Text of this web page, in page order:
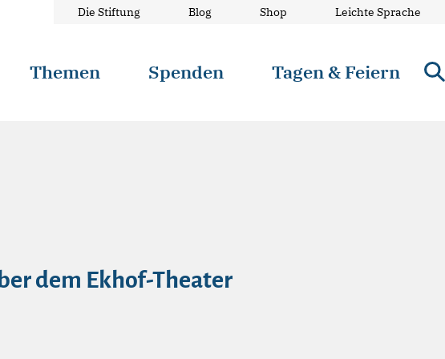
Die Stiftung Blog Shop Leichte Sprache
Themen Spenden Tagen & Feiern
dem Ekhof-Theater